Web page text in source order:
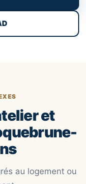
et
au logement ou